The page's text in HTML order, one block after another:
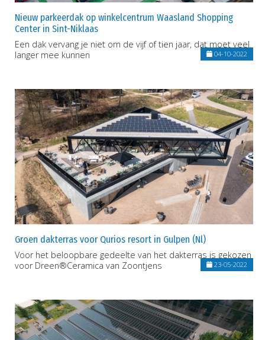
Nieuw parkeerdak op winkelcentrum Waasland Shopping
Center in Sint-Niklaas
Een dak vervang je niet om de vijf of tien jaar, dat moet veel
langer mee kunnen
04-10-2022
Groen dakterras voor Qurios resort in Gulpen (Nl)
Voor het beloopbare gedeelte van het dakterras is gekozen
voor Dreen®Ceramica van Zoontjens
23-05-2022